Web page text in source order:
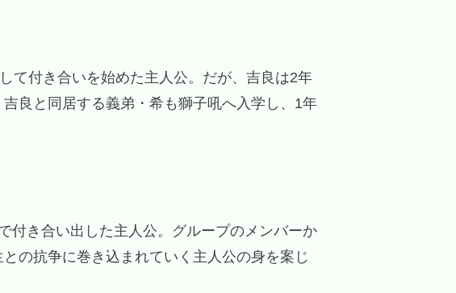
て付き合いを始めた主人公。だが、吉良は2年
良と同居する義弟・希も獅子吼へ入学し、1年
付き合い出した主人公。グループのメンバーか
の抗争に巻き込まれていく主人公の身を案じ